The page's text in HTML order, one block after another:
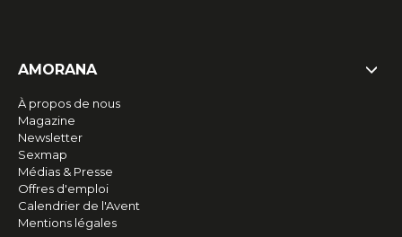
AMORANA
À propos de nous
Magazine
Newsletter
Sexmap
Médias & Presse
Offres d'emploi
Calendrier de l'Avent
Mentions légales